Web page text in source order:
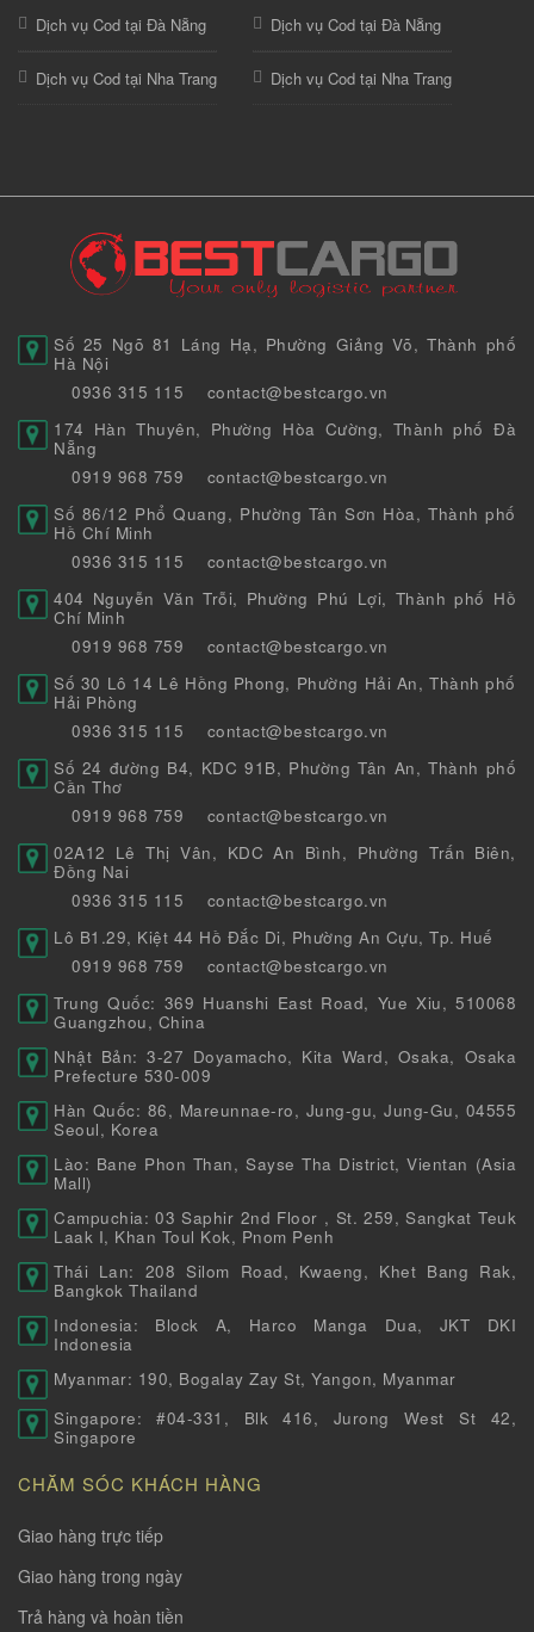
Dịch vụ Cod tại Đà Nẵng
Dịch vụ Cod tại Nha Trang
Dịch vụ Cod tại Đà Nẵng
Dịch vụ Cod tại Nha Trang
Số 25 Ngõ 81 Láng Hạ, Phường Giảng Võ, Thành phố
Hà Nội
0936 315 115
contact@bestcargo.vn
174 Hàn Thuyên, Phường Hòa Cường, Thành phố Đà
Nẵng
0919 968 759
contact@bestcargo.vn
Số 86/12 Phổ Quang, Phường Tân Sơn Hòa, Thành phố
Hồ Chí Minh
0936 315 115
contact@bestcargo.vn
404 Nguyễn Văn Trỗi, Phường Phú Lợi, Thành phố Hồ
Chí Minh
0919 968 759
contact@bestcargo.vn
Số 30 Lô 14 Lê Hồng Phong, Phường Hải An, Thành phố
Hải Phòng
0936 315 115
contact@bestcargo.vn
Số 24 đường B4, KDC 91B, Phường Tân An, Thành phố
Cần Thơ
0919 968 759
contact@bestcargo.vn
02A12 Lê Thị Vân, KDC An Bình, Phường Trấn Biên,
Đồng Nai
0936 315 115
contact@bestcargo.vn
Lô B1.29, Kiệt 44 Hồ Đắc Di, Phường An Cựu, Tp. Huế
0919 968 759
contact@bestcargo.vn
Trung Quốc: 369 Huanshi East Road, Yue Xiu, 510068
Guangzhou, China
Nhật Bản: 3-27 Doyamacho, Kita Ward, Osaka, Osaka
Prefecture 530-009
Hàn Quốc: 86, Mareunnae-ro, Jung-gu, Jung-Gu, 04555
Seoul, Korea
Lào: Bane Phon Than, Sayse Tha District, Vientan (Asia
Mall)
Campuchia: 03 Saphir 2nd Floor , St. 259, Sangkat Teuk
Laak I, Khan Toul Kok, Pnom Penh
Thái Lan: 208 Silom Road, Kwaeng, Khet Bang Rak,
Bangkok Thailand
Indonesia: Block A, Harco Manga Dua, JKT DKI
Indonesia
Myanmar: 190, Bogalay Zay St, Yangon, Myanmar
Singapore: #04-331, Blk 416, Jurong West St 42,
Singapore
CHĂM SÓC KHÁCH HÀNG
Giao hàng trực tiếp
Giao hàng trong ngày
Trả hàng và hoàn tiền